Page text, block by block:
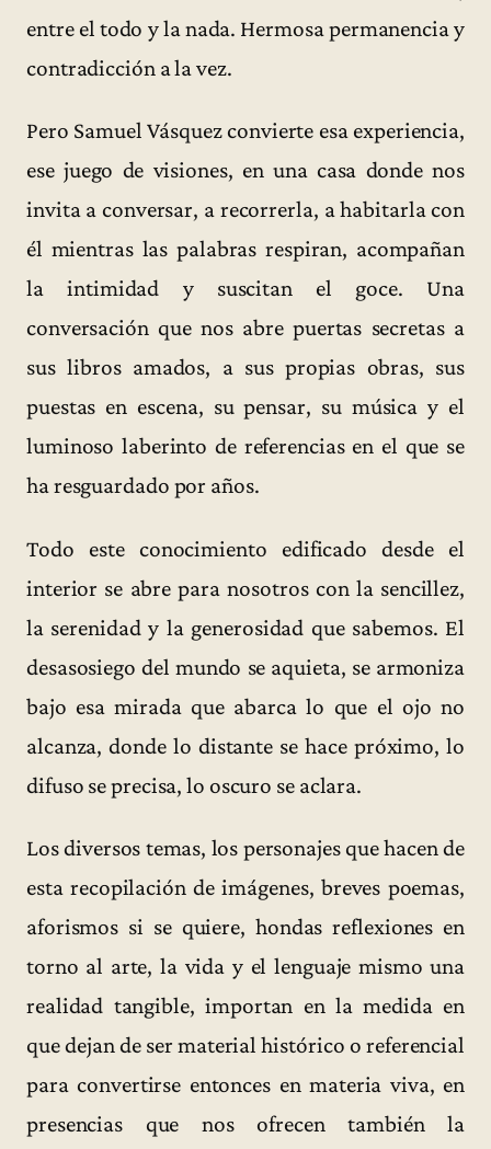
entre el todo y la nada. Hermosa permanencia y
contradicción a la vez.
Pero Samuel Vásquez convierte esa experiencia,
ese juego de visiones, en una casa donde nos
invita a conversar, a recorrerla, a habitarla con
él mientras las palabras respiran, acompañan
la intimidad y suscitan el goce. Una
conversación que nos abre puertas secretas a
sus libros amados, a sus propias obras, sus
puestas en escena, su pensar, su música y el
luminoso laberinto de referencias en el que se
ha resguardado por años.
Todo este conocimiento edificado desde el
interior se abre para nosotros con la sencillez,
la serenidad y la generosidad que sabemos. El
desasosiego del mundo se aquieta, se armoniza
bajo esa mirada que abarca lo que el ojo no
alcanza, donde lo distante se hace próximo, lo
difuso se precisa, lo oscuro se aclara.
Los diversos temas, los personajes que hacen de
esta recopilación de imágenes, breves poemas,
aforismos si se quiere, hondas reflexiones en
torno al arte, la vida y el lenguaje mismo una
realidad tangible, importan en la medida en
que dejan de ser material histórico o referencial
para convertirse entonces en materia viva, en
presencias que nos ofrecen también la